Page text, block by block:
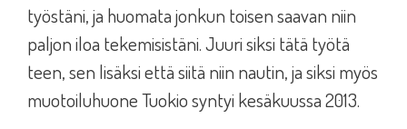
työstäni, ja huomata jonkun toisen saavan niin
paljon iloa tekemisistäni. Juuri siksi tätä työtä
teen, sen lisäksi että siitä niin nautin, ja siksi myös
muotoiluhuone Tuokio syntyi kesäkuussa 2013.